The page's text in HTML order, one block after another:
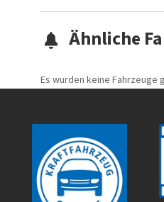
Ähnliche
Es wurden keine Fahrzeuge